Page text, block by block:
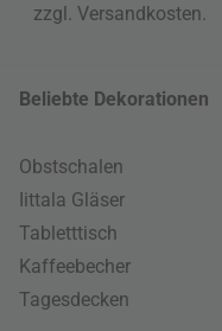
zzgl. Versandkosten
Beliebte Dekorationen
Obstschalen
Iittala Gläser
Tabletttisch
Kaffeebecher
Tagesdecken